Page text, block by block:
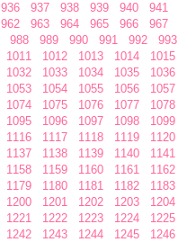
936 937 938 939 940 941
962 963 964 965 966 967
988 989 990 991 992 993
1011 1012 1013 1014 1015
1032 1033 1034 1035 1036
1053 1054 1055 1056 1057
1074 1075 1076 1077 1078
1095 1096 1097 1098 1099
1116 1117 1118 1119 1120
1137 1138 1139 1140 1141
1158 1159 1160 1161 1162
1179 1180 1181 1182 1183
1200 1201 1202 1203 1204
1221 1222 1223 1224 1225
1242 1243 1244 1245 1246